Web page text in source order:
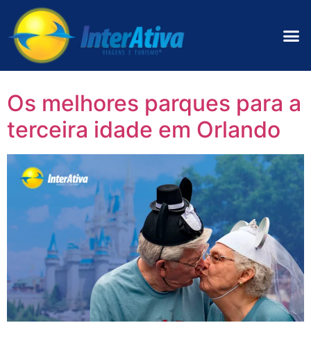
Os melhores parques para a
terceira idade em Orlando